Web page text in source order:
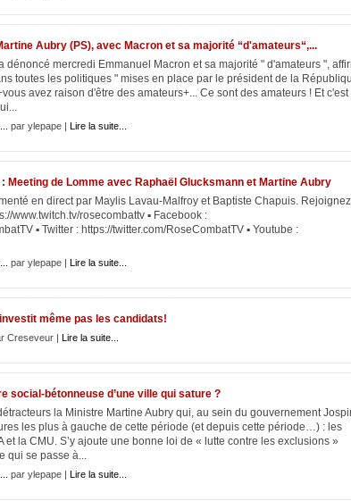
Aubry (PS), avec Macron et sa majorité “d'amateurs“,...
dénoncé mercredi Emmanuel Macron et sa majorité " d'amateurs ",
toutes les politiques " mises en place par le président de la
avez raison d'être des amateurs+... Ce sont des amateurs ! Et c'est
par ylepape | Lire la suite...
Meeting de Lomme avec Raphaël Glucksmann et Martine Aubry
en direct par Maylis Lavau-Malfroy et Baptiste Chapuis. Rejoignez
www.twitch.tv/rosecombattv ▪ Facebook :
▪ Twitter : https://twitter.com/RoseCombatTV ▪ Youtube :
par ylepape | Lire la suite...
même pas les candidats!
Creseveur | Lire la suite...
social-bétonneuse d’une ville qui sature ?
la Ministre Martine Aubry qui, au sein du gouvernement
les plus à gauche de cette période (et depuis cette période…) : les
et la CMU. S’y ajoute une bonne loi de « lutte contre les exclusions »
qui se passe à...
par ylepape | Lire la suite...